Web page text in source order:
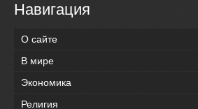
Навигация
О сайте
В мире
Экономика
Религия